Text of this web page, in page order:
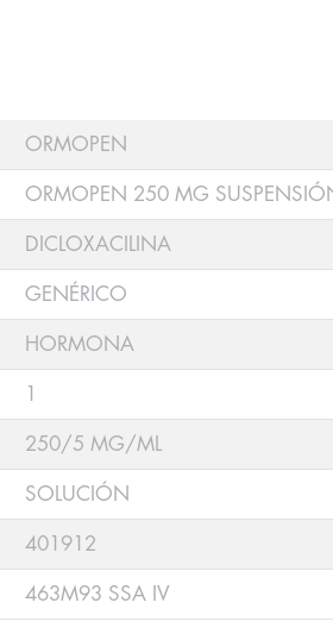
ORMOPEN
ORMOPEN 250 MG
DICLOXACILINA
GENÉRICO
HORMONA
1
250/5 MG/ML
SOLUCIÓN
401912
463M93 SSA IV